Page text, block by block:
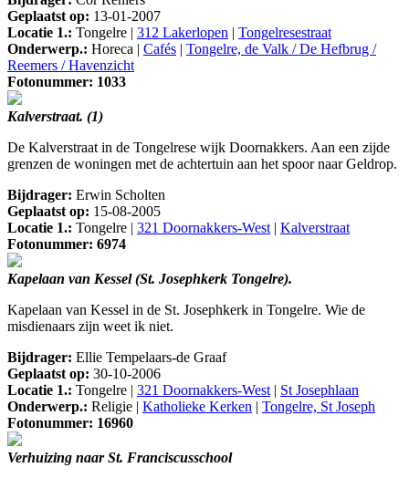
Geplaatst op: 13-01-2007
Locatie 1.: Tongelre | 312 Lakerlopen | Tongelresestraat
Onderwerp.: Horeca | Cafés | Tongelre, de Valk / De Hefbrug /
Reemers / Havenzicht
Fotonummer: 1033
Kalverstraat. (1)
De Kalverstraat in de Tongelrese wijk Doornakkers. Aan een zijde
grenzen de woningen met de achtertuin aan het spoor naar Geldrop.
Bijdrager: Erwin Scholten
Geplaatst op: 15-08-2005
Locatie 1.: Tongelre | 321 Doornakkers-West | Kalverstraat
Fotonummer: 6974
Kapelaan van Kessel (St. Josephkerk Tongelre).
Kapelaan van Kessel in de St. Josephkerk in Tongelre. Wie de
misdienaars zijn weet ik niet.
Bijdrager: Ellie Tempelaars-de Graaf
Geplaatst op: 30-10-2006
Locatie 1.: Tongelre | 321 Doornakkers-West | St Josephlaan
Onderwerp.: Religie | Katholieke Kerken | Tongelre, St Joseph
Fotonummer: 16960
Verhuizing naar St. Franciscusschool